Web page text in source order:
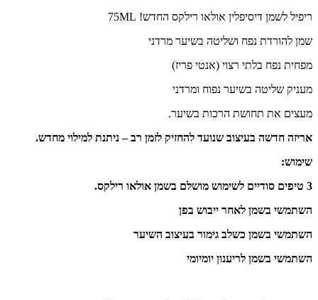
ריפיל לשמן דיסיפלין אולאו רילקס החדש! 75ML
שמן להורדת נפח ושליטה בשיער מרדני
מפחית נפח בלתי רצוי (אנטי פריז)
מעניק שליטה בשיער נפוח ומרדני
מעצים את תחושת הרכות בשיער.
אריזה חדשה בעיצוב שנועד להחזיק לזמן רב – ניתנת למילוי מחדש.
שימוש:
3 טיפים סודיים לשימוש מושלם בשמן אולאו רילקס.
השתמשי בשמן לאחר ייבוש בפן
השתמשי בשמן כשלב גימור בעיצוב השיער
השתמשי בשמן לריענון יומיומי